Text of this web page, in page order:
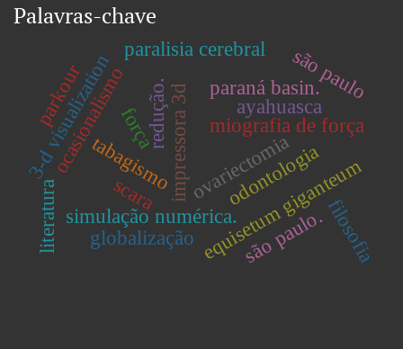
Palavras-chave
impressora 3d
scara
simulação numérica.equisetum giganteum
ovariectomia
miografia de força
ayahuasca
tabagismo
redução.
ocasionalismoforça
odontologia
3-d visualization paraná basin.
parkour
são paulo.
literatura filosofia
globalização
são paulo
paralisia cerebral